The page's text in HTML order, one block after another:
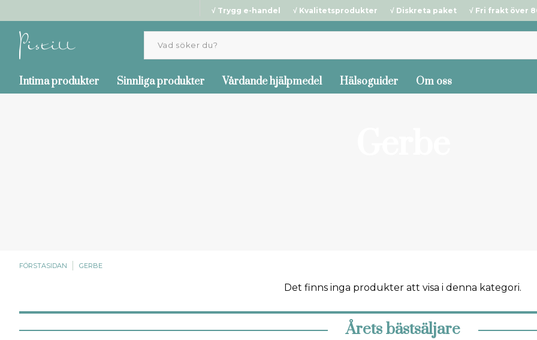
√ Trygg e-handel √ Kvalitetsprodukter √ Diskreta paket √ Fri frakt över
Intima produkter Sinnliga produkter Vårdande hjälpmedel Hälsoguider Om oss
FÖRSTASIDAN GERBE
Det finns inga produkter att visa i denna kategori.
Årets bästsäljare